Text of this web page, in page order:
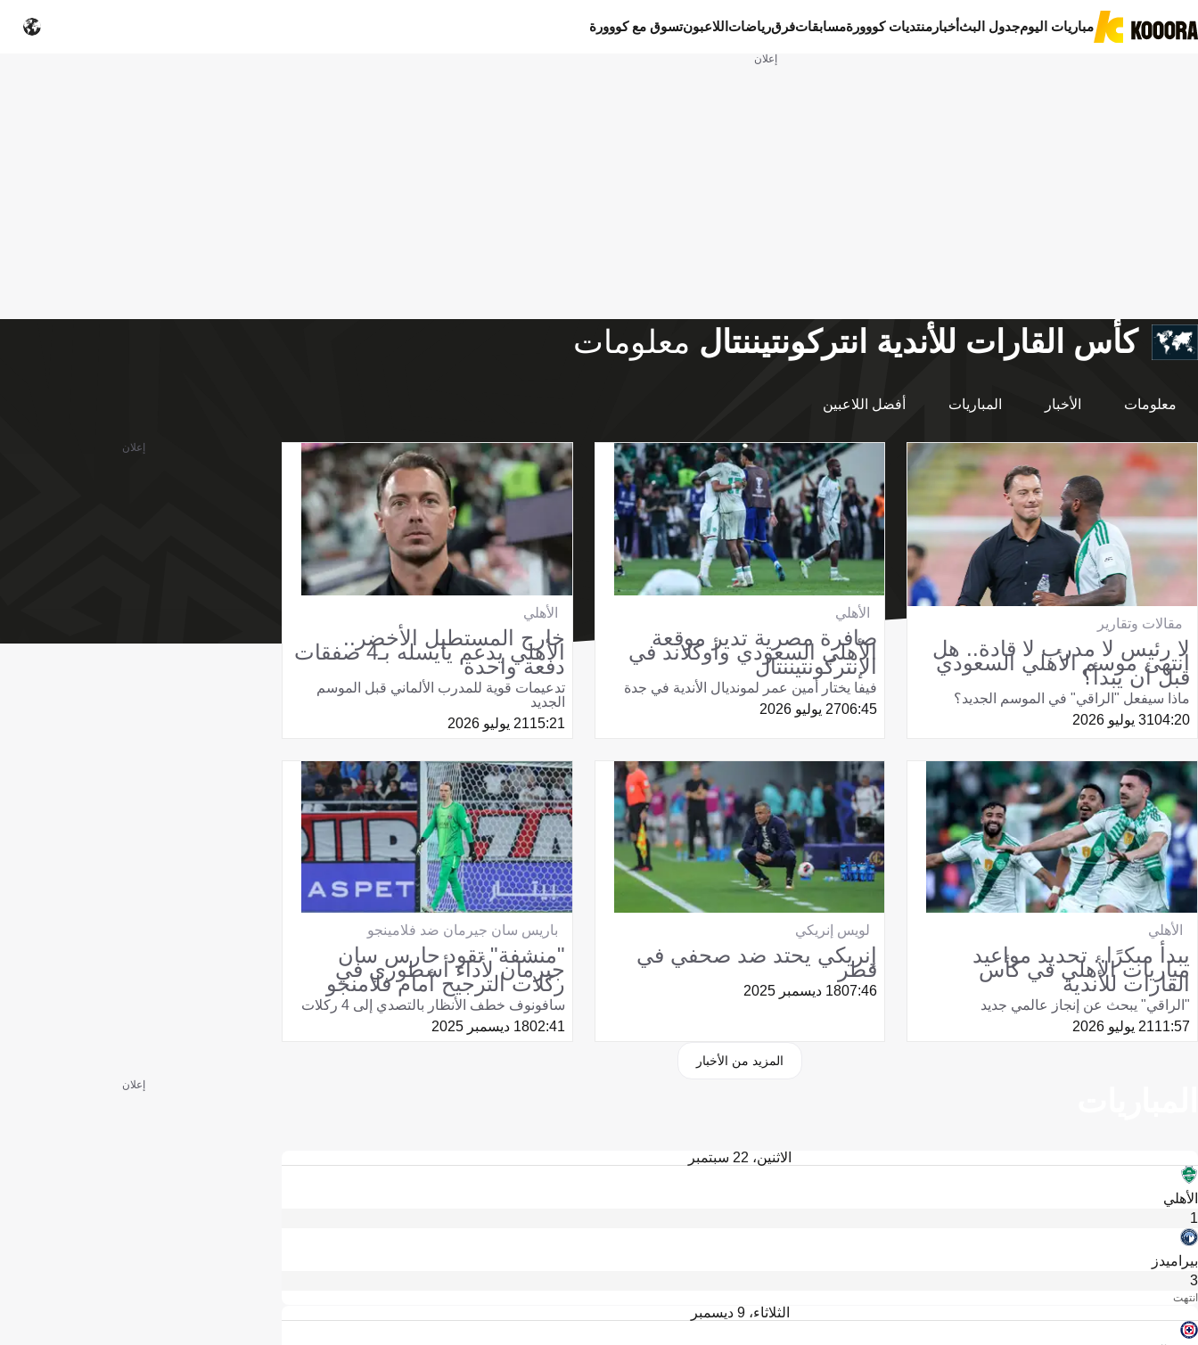
مباريات اليومجدول البثأخبار منتديات كووورةمسابقاتفرقرياضات اللاعبونتسوق مع كووورة
إعلان
كأس القارات للأندية انتركونتيننتال معلومات
معلومات الأخبار المباريات أفضل اللاعبين
مقالات وتقارير
لا رئيس لا مدرب لا قادة.. هل
انتهى موسم الأهلي السعودي
قبل أن يبدأ؟
ماذا سيفعل "الراقي" في الموسم الجديد؟
04:2031 يوليو 2026
الأهلي
صافرة مصرية تدير موقعة
الأهلي السعودي وأوكلاند في
الإنتركونتيننتال
فيفا يختار أمين عمر لمونديال الأندية في جدة
06:4527 يوليو 2026
الأهلي
خارج المستطيل الأخضر..
الأهلي يدعم يايسله بـ4 صفقات
دفعة واحدة
تدعيمات قوية للمدرب الألماني قبل الموسم
الجديد
15:2121 يوليو 2026
الأهلي
يبدأ مبكرًا.. تحديد مواعيد
مباريات الأهلي في كأس
القارات للأندية
"الراقي" يبحث عن إنجاز عالمي جديد
11:5721 يوليو 2026
لويس إنريكي
إنريكي يحتد ضد صحفي في
قطر
07:4618 ديسمبر 2025
باريس سان جيرمان ضد فلامينجو
"منشفة" تقود حارس سان
جيرمان لأداء أسطوري في
ركلات الترجيح أمام فلامنجو
سافونوف خطف الأنظار بالتصدي إلى 4 ركلات
02:4118 ديسمبر 2025
المزيد من الأخبار
إعلان
الاثنين، 22 سبتمبر
الأهلي
1
بيراميدز
3
انتهت
الثلاثاء، 9 ديسمبر
إعلان